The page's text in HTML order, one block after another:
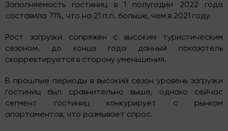
Заполняемость гостиниц в 1 полугодии 2022 года
составила 71%, что на 21 п.п. больше, чем в 2021 году.
Рост загрузки сопряжён с высоким туристическим
сезоном, до конца года данный показатель
скорректируется в сторону уменьшения.
В прошлые периоды в высокий сезон уровень загрузки
гостиниц был сравнительно выше, однако сейчас
сегмент гостиниц конкурирует с рынком
апартаментов, что размывает спрос.